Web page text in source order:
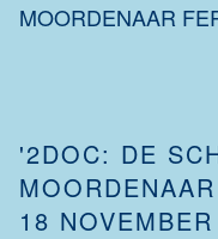
MOORDENAAR
'2DOC: DE
18